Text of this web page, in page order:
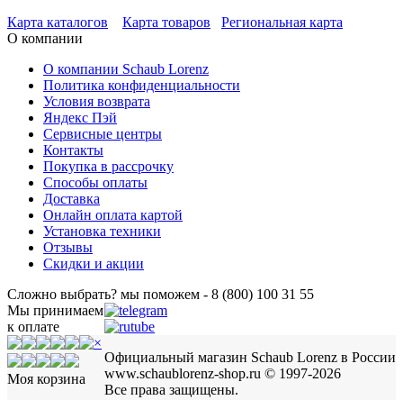
Карта каталогов
Карта товаров
Региональная карта
О компании
О компании Schaub Lorenz
Политика конфиденциальности
Условия возврата
Яндекс Пэй
Сервисные центры
Контакты
Покупка в рассрочку
Способы оплаты
Доставка
Онлайн оплата картой
Установка техники
Отзывы
Скидки и акции
Сложно выбрать? мы поможем - 8 (800) 100 31 55
Официальный магазин Schaub Lorenz в России
www.schaublorenz-shop.ru © 1997-2026
Все права защищены.
Мы принимаем
к оплате
×
Моя корзина